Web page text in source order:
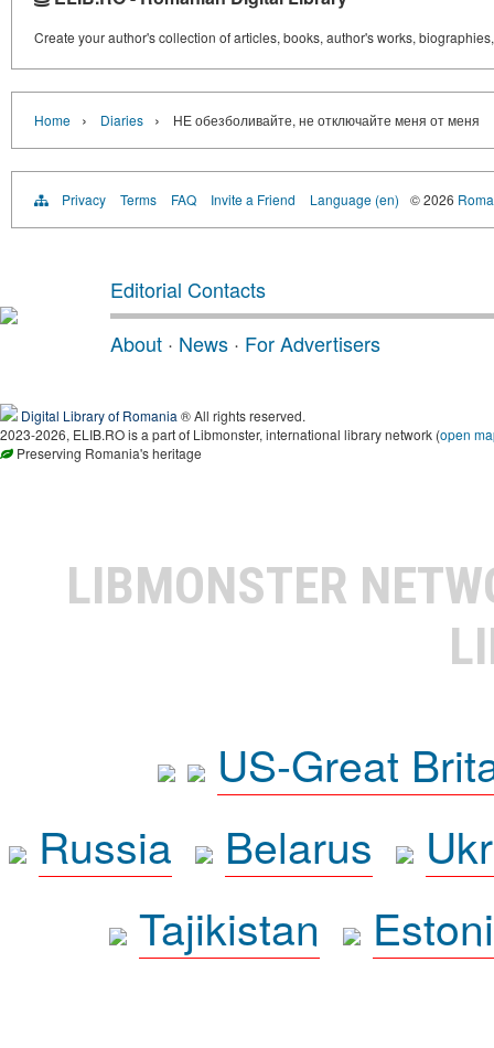
Create your author's collection of articles, books, author's works,
Home › Diaries › НЕ обезболивайте, не отключайте меня от меня
Privacy Terms FAQ Invite a Friend Language (en) © 2026
Editorial Contacts
About · News · For Advertisers
Digital Library of Romania ® All rights reserved.
2023-2026, ELIB.RO is a part of Libmonster, international library network (open
Preserving Romania's heritage
LIBMONSTER
US-Great
Russia
Belarus
Tajikistan